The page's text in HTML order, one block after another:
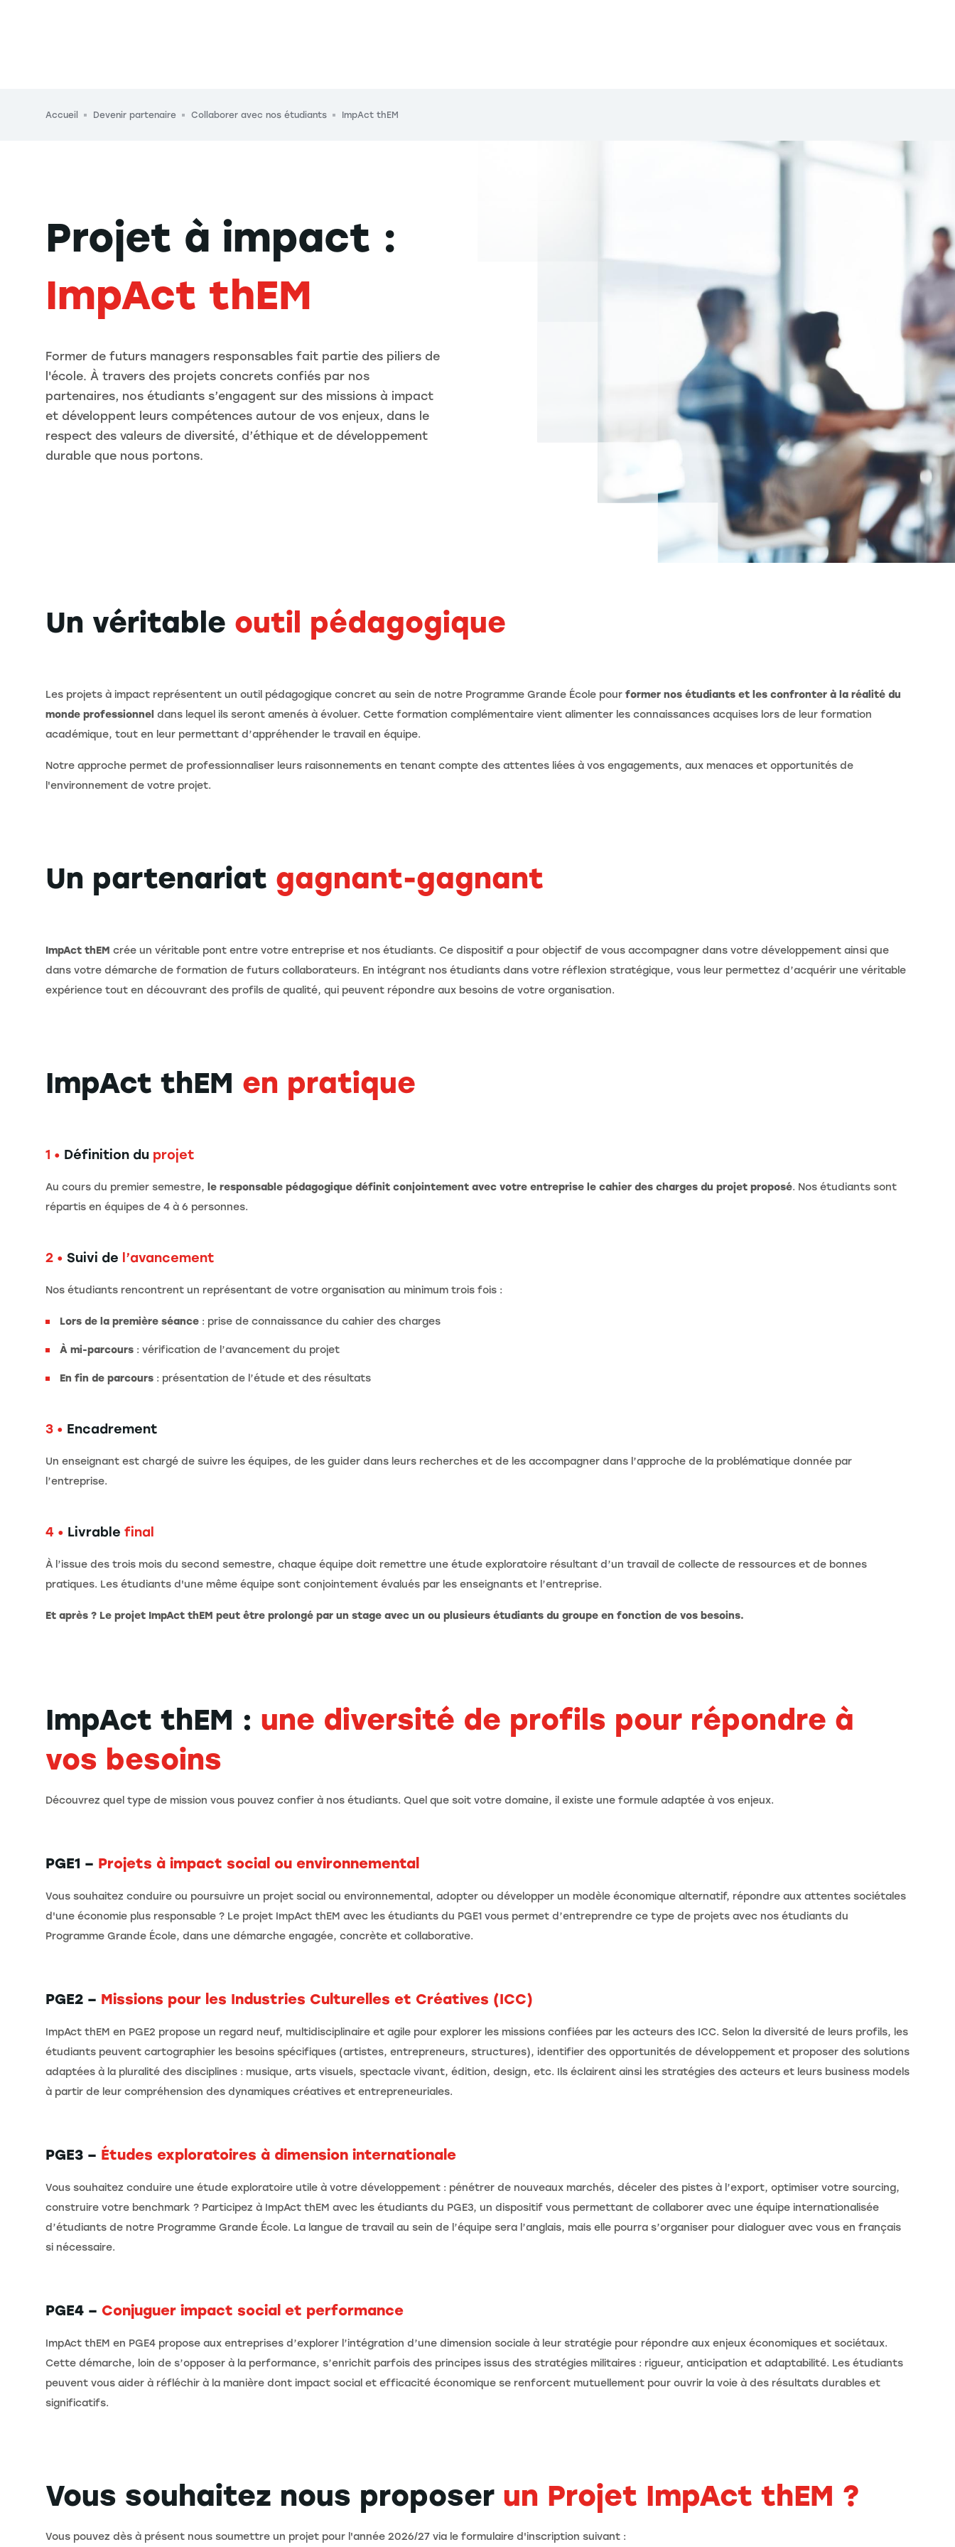
Fil d'Ariane
Accueil Devenir partenaire Collaborer avec nos étudiants ImpAct thEM
Projet à impact :
ImpAct thEM
Former de futurs managers responsables fait partie des piliers de
l'école. À travers des projets concrets confiés par nos
partenaires, nos étudiants s’engagent sur des missions à impact
et développent leurs compétences autour de vos enjeux, dans le
respect des valeurs de diversité, d’éthique et de développement
durable que nous portons.
Un véritable outil pédagogique
Les projets à impact représentent un outil pédagogique concret au sein de notre Programme Grande École pour former nos étudiants et les confronter à la réalité du
monde professionnel dans lequel ils seront amenés à évoluer. Cette formation complémentaire vient alimenter les connaissances acquises lors de leur formation
académique, tout en leur permettant d’appréhender le travail en équipe.
Notre approche permet de professionnaliser leurs raisonnements en tenant compte des attentes liées à vos engagements, aux menaces et opportunités de
l'environnement de votre projet.
Un partenariat gagnant-gagnant
ImpAct thEM crée un véritable pont entre votre entreprise et nos étudiants. Ce dispositif a pour objectif de vous accompagner dans votre développement ainsi que
dans votre démarche de formation de futurs collaborateurs. En intégrant nos étudiants dans votre réflexion stratégique, vous leur permettez d’acquérir une véritable
expérience tout en découvrant des profils de qualité, qui peuvent répondre aux besoins de votre organisation.
ImpAct thEM en pratique
1 • Définition du projet
Au cours du premier semestre, le responsable pédagogique définit conjointement avec votre entreprise le cahier des charges du projet proposé. Nos étudiants sont
répartis en équipes de 4 à 6 personnes.
2 • Suivi de l’avancement
Nos étudiants rencontrent un représentant de votre organisation au minimum trois fois :
Lors de la première séance : prise de connaissance du cahier des charges
À mi-parcours : vérification de l’avancement du projet
En fin de parcours : présentation de l’étude et des résultats
3 • Encadrement
Un enseignant est chargé de suivre les équipes, de les guider dans leurs recherches et de les accompagner dans l’approche de la problématique donnée par
l’entreprise.
4 • Livrable final
À l’issue des trois mois du second semestre, chaque équipe doit remettre une étude exploratoire résultant d’un travail de collecte de ressources et de bonnes
pratiques. Les étudiants d'une même équipe sont conjointement évalués par les enseignants et l’entreprise.
Et après ? Le projet ImpAct thEM peut être prolongé par un stage avec un ou plusieurs étudiants du groupe en fonction de vos besoins.
ImpAct thEM : une diversité de profils pour répondre à
vos besoins
Découvrez quel type de mission vous pouvez confier à nos étudiants. Quel que soit votre domaine, il existe une formule adaptée à vos enjeux.
PGE1 – Projets à impact social ou environnemental
Vous souhaitez conduire ou poursuivre un projet social ou environnemental, adopter ou développer un modèle économique alternatif, répondre aux attentes sociétales
d'une économie plus responsable ? Le projet ImpAct thEM avec les étudiants du PGE1 vous permet d’entreprendre ce type de projets avec nos étudiants du
Programme Grande École, dans une démarche engagée, concrète et collaborative.
PGE2 – Missions pour les Industries Culturelles et Créatives (ICC)
ImpAct thEM en PGE2 propose un regard neuf, multidisciplinaire et agile pour explorer les missions confiées par les acteurs des ICC. Selon la diversité de leurs profils, les
étudiants peuvent cartographier les besoins spécifiques (artistes, entrepreneurs, structures), identifier des opportunités de développement et proposer des solutions
adaptées à la pluralité des disciplines : musique, arts visuels, spectacle vivant, édition, design, etc. Ils éclairent ainsi les stratégies des acteurs et leurs business models
à partir de leur compréhension des dynamiques créatives et entrepreneuriales.
PGE3 – Études exploratoires à dimension internationale
Vous souhaitez conduire une étude exploratoire utile à votre développement : pénétrer de nouveaux marchés, déceler des pistes à l’export, optimiser votre sourcing,
construire votre benchmark ? Participez à ImpAct thEM avec les étudiants du PGE3, un dispositif vous permettant de collaborer avec une équipe internationalisée
d’étudiants de notre Programme Grande École. La langue de travail au sein de l’équipe sera l’anglais, mais elle pourra s’organiser pour dialoguer avec vous en français
si nécessaire.
PGE4 – Conjuguer impact social et performance
ImpAct thEM en PGE4 propose aux entreprises d’explorer l’intégration d’une dimension sociale à leur stratégie pour répondre aux enjeux économiques et sociétaux.
Cette démarche, loin de s’opposer à la performance, s’enrichit parfois des principes issus des stratégies militaires : rigueur, anticipation et adaptabilité. Les étudiants
peuvent vous aider à réfléchir à la manière dont impact social et efficacité économique se renforcent mutuellement pour ouvrir la voie à des résultats durables et
significatifs.
Vous souhaitez nous proposer un Projet ImpAct thEM ?
Vous pouvez dès à présent nous soumettre un projet pour l'année 2026/27 via le formulaire d'inscription suivant :